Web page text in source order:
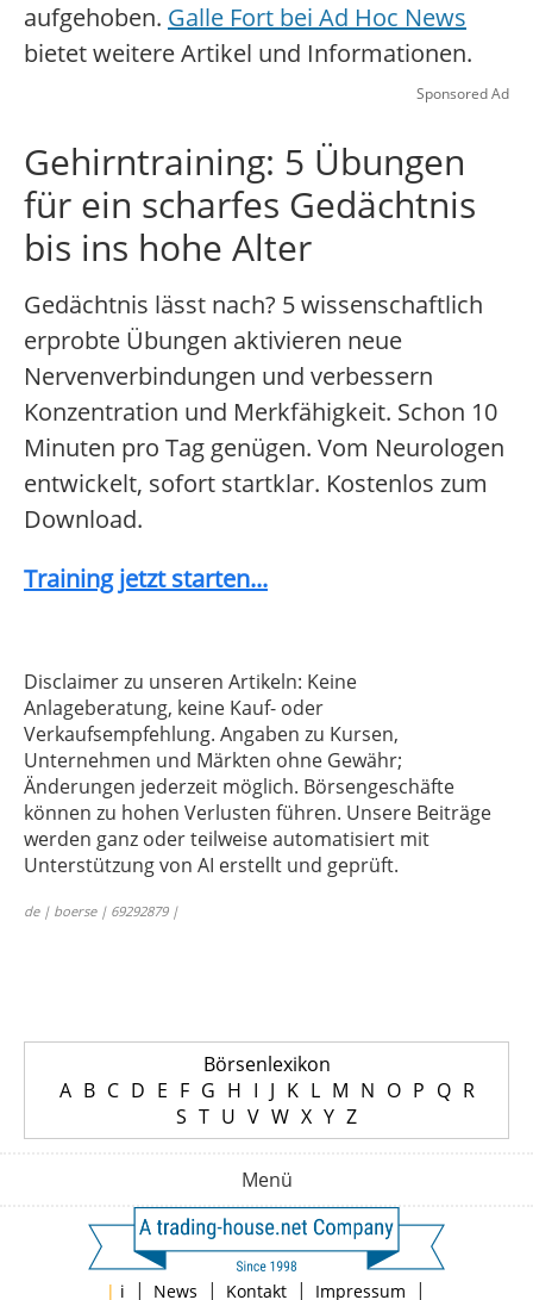
aufgehoben. Galle Fort bei Ad Hoc News
bietet weitere Artikel und Informationen.
Sponsored Ad
Gehirntraining: 5 Übungen
für ein scharfes Gedächtnis
bis ins hohe Alter
Gedächtnis lässt nach? 5 wissenschaftlich
erprobte Übungen aktivieren neue
Nervenverbindungen und verbessern
Konzentration und Merkfähigkeit. Schon 10
Minuten pro Tag genügen. Vom Neurologen
entwickelt, sofort startklar. Kostenlos zum
Download.
Training jetzt starten...
Disclaimer zu unseren Artikeln: Keine
Anlageberatung, keine Kauf- oder
Verkaufsempfehlung. Angaben zu Kursen,
Unternehmen und Märkten ohne Gewähr;
Änderungen jederzeit möglich. Börsengeschäfte
können zu hohen Verlusten führen. Unsere Beiträge
werden ganz oder teilweise automatisiert mit
Unterstützung von AI erstellt und geprüft.
de | boerse | 69292879 |
Börsenlexikon
A B C D E F G H I J K L M N O P Q R
S T U V W X Y Z
Menü
| i | News | Kontakt | Impressum |